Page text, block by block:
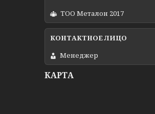
ТОО Металон 2017
Менеджер
КАРТА